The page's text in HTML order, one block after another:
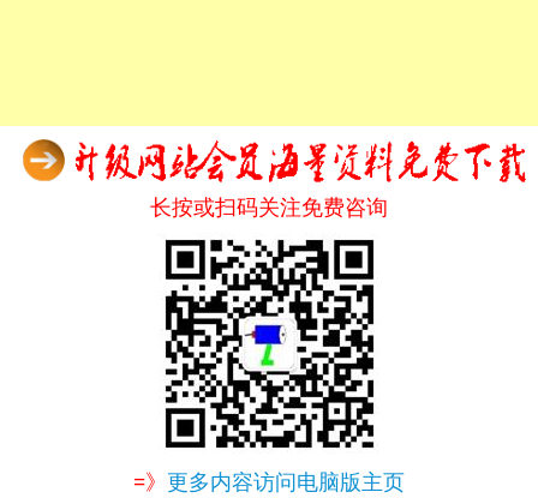
长按或扫码关注免费咨询
=》 更多内容访问电脑版主页